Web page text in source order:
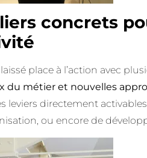
concrets
place à l’action avec
du métier et nouvelles
leviers directement
ou encore de